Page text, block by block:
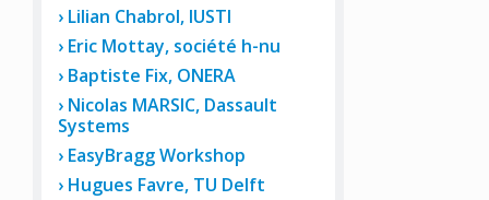
Lilian Chabrol, IUSTI
Eric Mottay, société h-nu
Baptiste Fix, ONERA
Nicolas MARSIC, Dassault
Systems
EasyBragg Workshop
Hugues Favre, TU Delft